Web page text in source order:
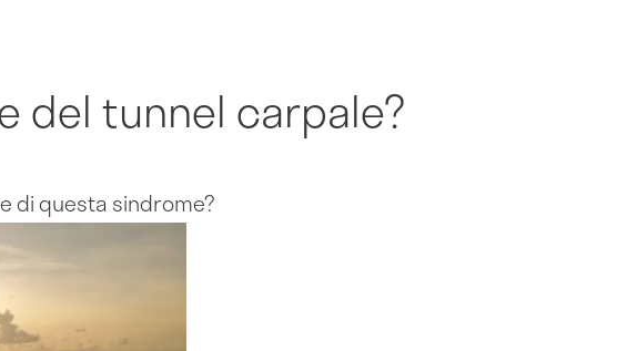
del tunnel carpale?
di questa sindrome?